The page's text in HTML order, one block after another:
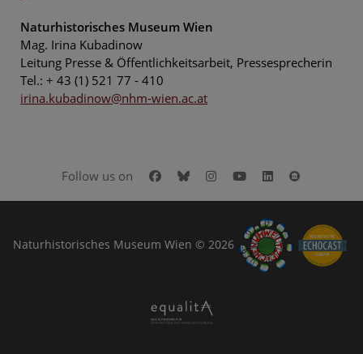
Naturhistorisches Museum Wien
Mag. Irina Kubadinow
Leitung Presse & Öffentlichkeitsarbeit, Pressesprecherin
Tel.: + 43 (1) 521 77 - 410
irina.kubadinow@nhm-wien.ac.at
Follow us on Facebook
BlueskyInstagram
YoutubeLinkedIn
Naturhistorisches Museum Wien © 2026